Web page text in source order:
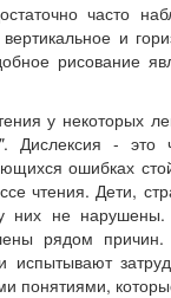
часто
и
рисование
у некоторых
. Дислексия - это
ошибках
чтения. Дети,
не
рядом
испытывают
понятиями,